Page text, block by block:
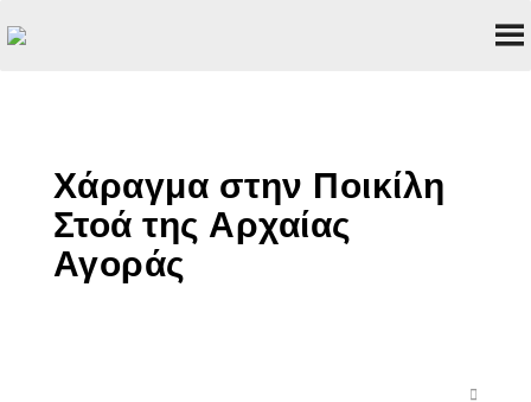
Χάραγμα στην Ποικίλη
Στοά της Αρχαίας
Αγοράς